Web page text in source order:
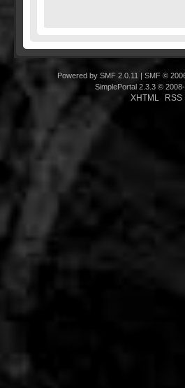
Powered by SMF 2.0.11
SMF ©
SimplePortal 2.3.3 ©
XHTML RSS